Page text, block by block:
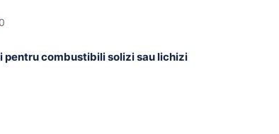
0
pentru combustibili solizi sau lichizi